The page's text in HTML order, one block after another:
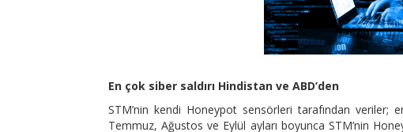
En çok siber saldırı Hindistan ve ABD’den
STM’nin kendi Honeypot sensörleri tarafından veriler;
Temmuz, Ağustos ve Eylül ayları boyunca STM’nin